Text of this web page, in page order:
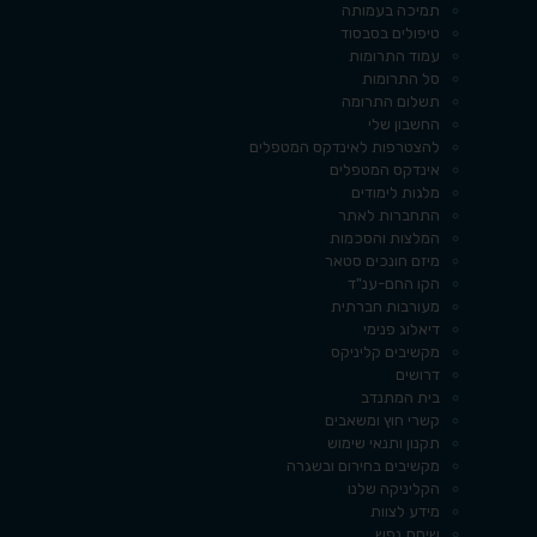
תמיכה בעמותה
טיפולים בסבסוד
עמוד התרומות
סל התרומות
תשלום התרומה
החשבון שלי
להצטרפות לאינדקס המטפלים
אינדקס המטפלים
מלגות לימודים
התחברות לאתר
המלצות והסכמות
מיזם חונכים סטאר
הקו החם-ענ"ד
מעורבות חברתית
דיאלוג פנימי
מקשיבים קליניקס
דרושים
בית המתנדב
קשרי חוץ ומשאבים
תקנון ותנאי שימוש
מקשיבים בחירום ובשגרה
הקליניקה שלנו
מידע לצוות